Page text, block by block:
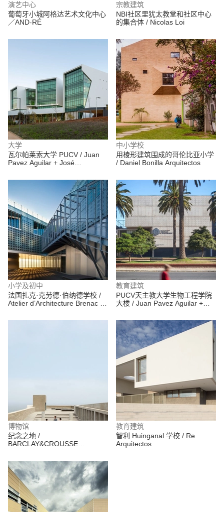
演艺中心
葡萄牙小城阿格达艺术文化中心
／AND-RÉ
宗教建筑
NBI社区里犹太教堂和社区中心
的集合体 / Nicolas Loi
大学
瓦尔帕莱索大学 PUCV / Juan
Pavez Aguilar + José
中小学校
用棱形建筑围成的哥伦比亚小学
/ Daniel Bonilla Arquitectos
小学及初中
法国扎克·克劳德·伯纳德学校 /
Atelier d’Architecture Brenac &
教育建筑
PUCV天主教大学生物工程学院
大楼 / Juan Pavez Aguilar +
Fernando Miranda Monreal
博物馆
纪念之地 /
BARCLAY&CROUSSE
教育建筑
智利 Huinganal 学校 / Re
Arquitectos